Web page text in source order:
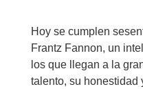
Hoy se cumplen
Frantz Fannon, un
los que llegan a la
talento, su honestidad